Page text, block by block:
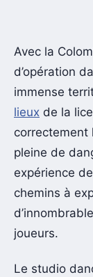
Avec la
d’opération
immense
lieux de la
correctement
pleine de
expérience
chemins à
joueurs.
Le studio